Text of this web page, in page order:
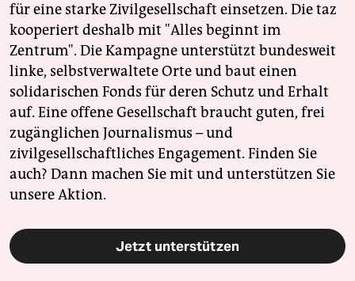
für eine starke Zivilgesellschaft einsetzen. Die taz
kooperiert deshalb mit "Alles beginnt im
Zentrum". Die Kampagne unterstützt bundesweit
linke, selbstverwaltete Orte und baut einen
solidarischen Fonds für deren Schutz und Erhalt
auf. Eine offene Gesellschaft braucht guten, frei
zugänglichen Journalismus – und
zivilgesellschaftliches Engagement. Finden Sie
auch? Dann machen Sie mit und unterstützen Sie
unsere Aktion.
Jetzt unterstützen